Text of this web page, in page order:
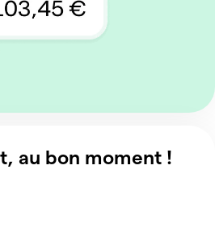
au bon moment !